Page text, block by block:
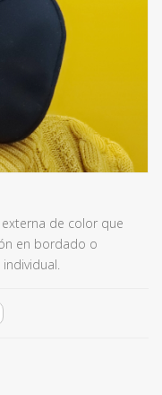
de color que
en bordado o